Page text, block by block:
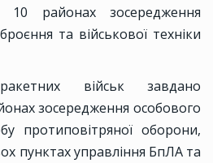
районах зосередження
та військової техніки
військ завдано
зосередження особового
протиповітряної оборони,
пунктах управління БпЛА та